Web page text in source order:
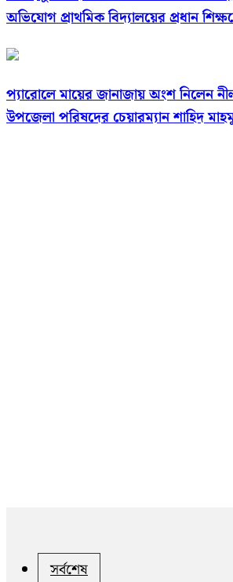
অভিযোগ প্রাথমিক বিদ্যালয়ের প্রধান
প্যারোলে মায়ের জানাজায় অংশ নিলেন
উপজেলা পরিষদের চেয়ারম্যান শাহিদ
সর্বশেষ